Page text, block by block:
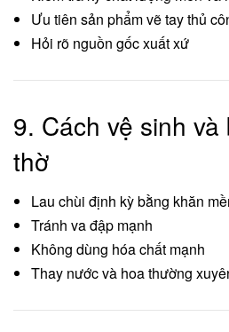
Ưu tiên sản phẩm vẽ tay thủ
Hỏi rõ nguồn gốc xuất xứ
9. Cách vệ sinh
thờ
Lau chùi định kỳ bằng khăn
Tránh va đập mạnh
Không dùng hóa chất mạnh
Thay nước và hoa thường